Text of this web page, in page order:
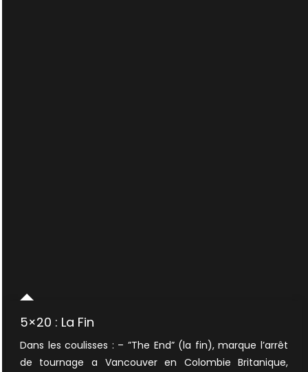
5×20 : La Fin
Dans les coulisses : – ”The End” (la fin), marque l’arrêt
de tournage a Vancouver en Colombie Britanique,